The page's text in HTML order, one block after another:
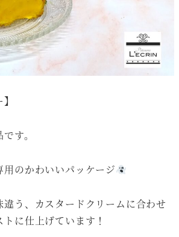
す。
用のかわいいパッケージ
違う、カスタードクリームに合わせ
に仕上げています！